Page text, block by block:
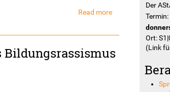
Read moreabout
Landesregierung
Verfassungsbruch
angezeigt
Bildungsrassismus
Der
Ort:
(Link